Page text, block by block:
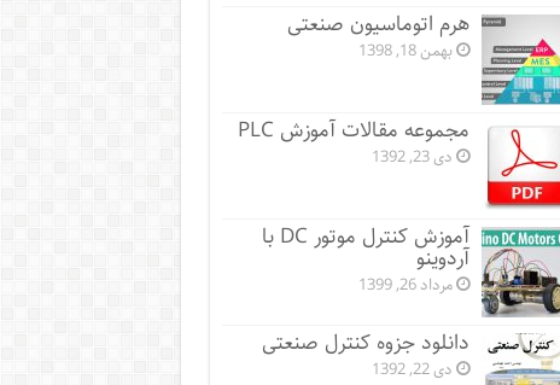
هرم اتوماسیون صنعتی
بهمن 18, 1398
مجموعه مقالات آموزش PLC
دی 23, 1392
آموزش کنترل موتور DC با
آردوینو
مرداد 26, 1399
دانلود جزوه کنترل صنعتی
دی 22, 1392